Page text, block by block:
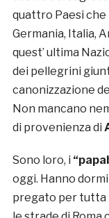
quattro Paesi che
Germania, Italia,
quest’ ultima
dei pellegrini
canonizzazione
Non mancano
di provenienza di
Sono loro, i
oggi. Hanno
pregato per tutta